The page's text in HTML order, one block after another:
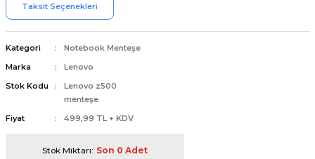
Taksit Seçenekleri
Kategori
Notebook Menteşe
Marka
Lenovo
Stok Kodu
Lenovo z500
menteşe
Fiyat
499,99 TL + KDV
Stok Miktarı: Son 0 Adet